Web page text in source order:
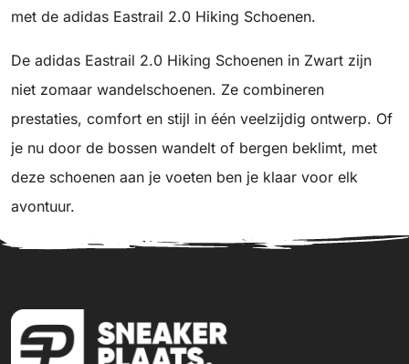
met de adidas Eastrail 2.0 Hiking Schoenen.
De adidas Eastrail 2.0 Hiking Schoenen in Zwart zijn
niet zomaar wandelschoenen. Ze combineren
prestaties, comfort en stijl in één veelzijdig ontwerp. Of
je nu door de bossen wandelt of bergen beklimt, met
deze schoenen aan je voeten ben je klaar voor elk
avontuur.